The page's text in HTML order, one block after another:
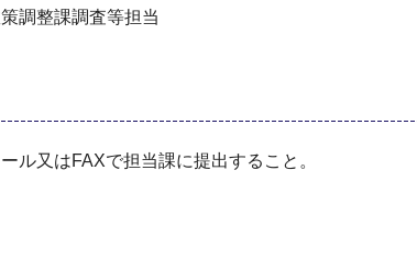
調整課調査等担当
ル又はFAXで担当課に提出すること。